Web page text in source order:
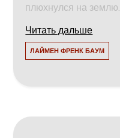
плюхнулся на землю.
Читать дальше
ЛАЙМЕН ФРЕНК БАУМ